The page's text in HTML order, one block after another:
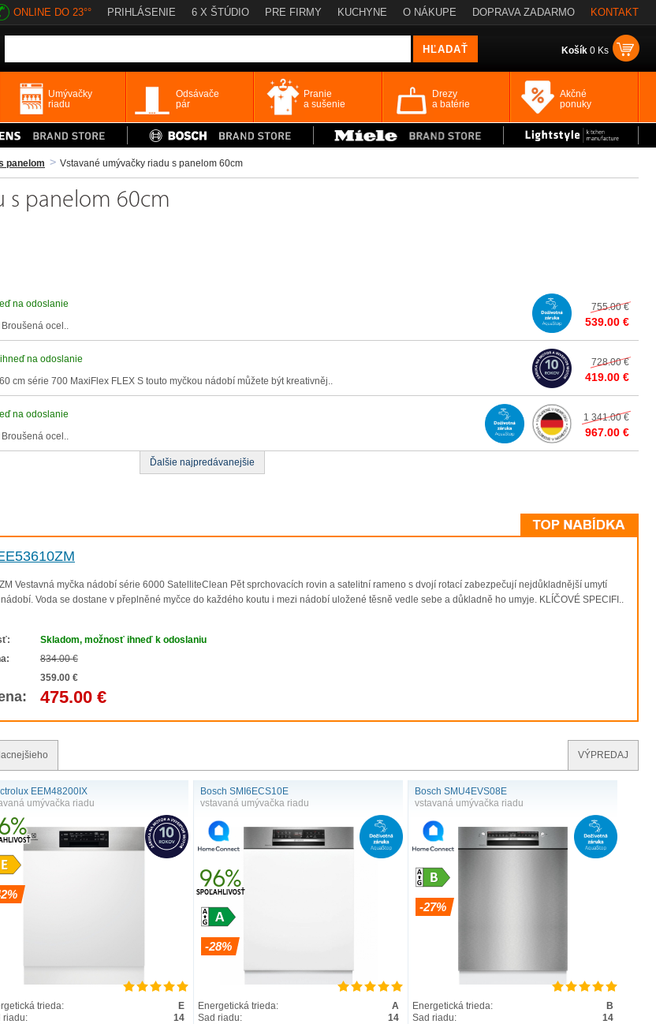
ONLINE DO 23°° PRIHLÁSENIE 6 X ŠTÚDIO PRE FIRMY KUCHYNE O NÁKUPE DOPRAVA ZADARMO KONTAKT
Košík0 Ks
Umývačky
riadu
Odsávače
pár
Pranie
a sušenie
Drezy
a batérie
Akčné
ponuky
panelom Vstavané umývačky riadu s panelom 60cm
s panelom 60cm
na odoslanie 755.00 €
539.00 €
ocel..
na odoslanie 728.00 €
419.00 €
cm série 700 MaxiFlex FLEX S touto myčkou nádobí můžete být kreativněj..
na odoslanie 1 341.00 €
967.00 €
ocel..
Ďalšie najpredávanejšie
Vestavná myčka nádobí série 6000 SatelliteClean Pět sprchovacích rovin a satelitní rameno s dvojí rotací zabezpečují nejdůkladnější umytí
Voda se dostane v přeplněné myčce do každého koutu i mezi nádobí uložené těsně vedle sebe a důkladně ho umyje. KLÍČOVÉ SPECIFI..
Skladom, možnosť ihneď k odoslaniu
834.00 €
359.00 €
475.00 €
VÝPREDAJ
EEM48200IX
umývačka riadu
trieda:
E
riadu:
14
Bosch SMI6ECS10E
vstavaná umývačka riadu
-28%
Energetická trieda:
A
Sad riadu:
14
Bosch SMU4EVS08E
vstavaná umývačka riadu
-27%
Energetická trieda:
B
Sad riadu:
14